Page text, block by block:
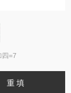
四=7